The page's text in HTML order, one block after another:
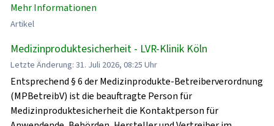
Mehr Informationen
Artikel
Medizinproduktesicherheit - LVR-Klinik Köln
Letzte Änderung: 31. Juli 2026, 08:25 Uhr
Entsprechend § 6 der Medizinprodukte-Betreiberverordnung
(MPBetreibV) ist die beauftragte Person für
Medizinproduktesicherheit die Kontaktperson für